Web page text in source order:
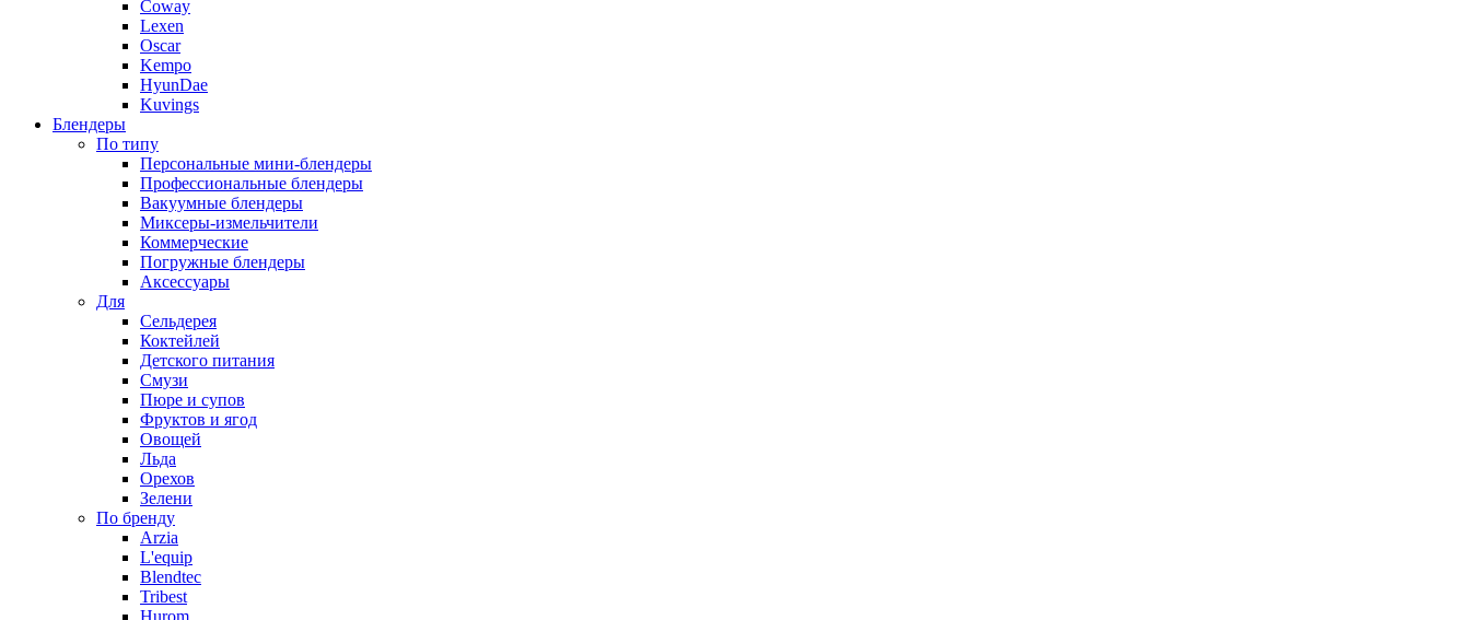
Coway
Lexen
Oscar
Kempo
HyunDae
Kuvings
Блендеры
По типу
Персональные мини-блендеры
Профессиональные блендеры
Вакуумные блендеры
Миксеры-измельчители
Коммерческие
Погружные блендеры
Аксессуары
Для
Сельдерея
Коктейлей
Детского питания
Смузи
Пюре и супов
Фруктов и ягод
Овощей
Льда
Орехов
Зелени
По бренду
Arzia
L'equip
Blendtec
Tribest
Hurom